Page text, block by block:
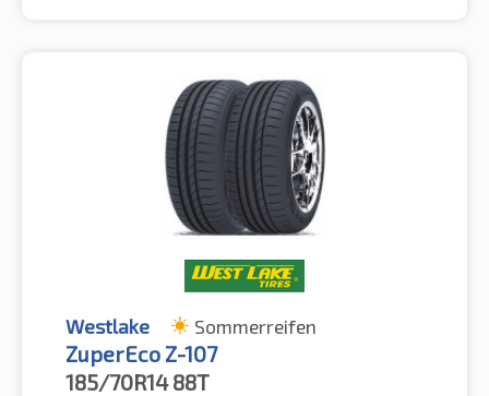
Westlake Sommerreifen
ZuperEco Z-107
185/70R14 88T